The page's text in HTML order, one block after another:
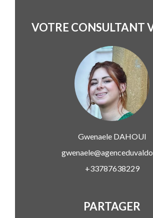
VOTRE CONSULTANT
GwenaeleDAHOUI
+33787638229
PARTAGER